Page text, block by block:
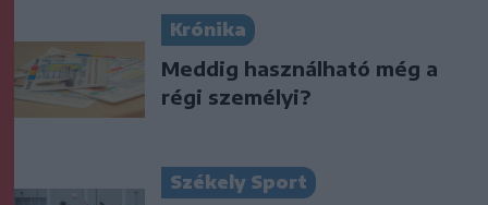
Krónika
Meddig használható még a
régi személyi?
Székely Sport